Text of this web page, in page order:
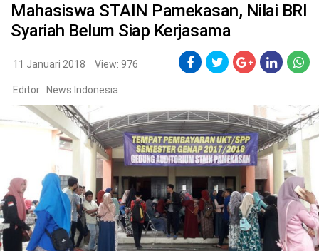
Nasional
Peristiwa
Hukum Kriminal
Korupsi
Gaya Hidup
Kesehatan Kuliner
Mahasiswa STAIN Pamekasan, Nilai BRI
Syariah Belum Siap Kerjasama
11 Januari 2018 View: 976
Editor : News Indonesia